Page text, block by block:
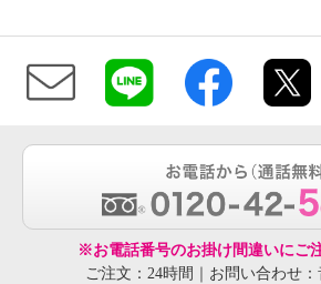
※お電話番号のお掛け間違いにご
ご注文：24時間｜お問い合わせ